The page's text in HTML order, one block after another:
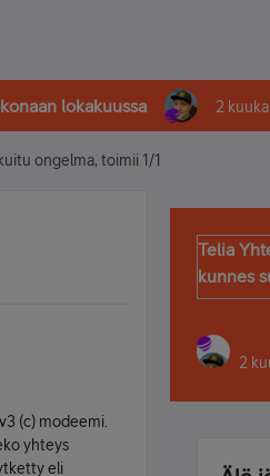
lokakuussa 2
ongelma, toimii 1/1
(c) modeemi.
yhteys
eli
Telia
kunnes
2